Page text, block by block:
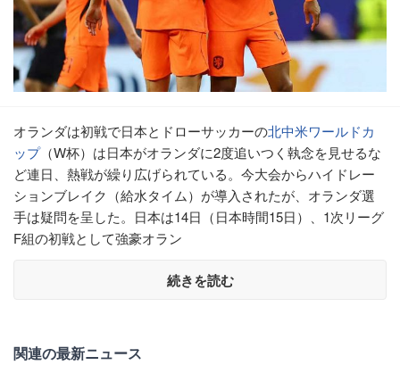
オランダは初戦で日本とドローサッカーの北中米ワールドカ
ップ（W杯）は日本がオランダに2度追いつく執念を見せるな
ど連日、熱戦が繰り広げられている。今大会からハイドレー
ションブレイク（給水タイム）が導入されたが、オランダ選
手は疑問を呈した。日本は14日（日本時間15日）、1次リーグ
F組の初戦として強豪オラン
続きを読む
関連の最新ニュース